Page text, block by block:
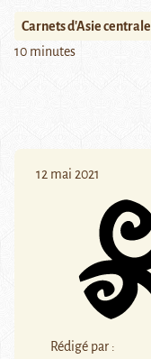
Carnets d'Asie centrale
10 minutes
12 mai 2021
Rédigé par :